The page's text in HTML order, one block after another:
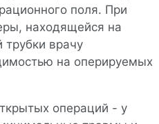
поля. При
находящейся на
врачу
на оперируемых
операций - у